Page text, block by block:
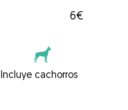
6€
Incluye cachorros